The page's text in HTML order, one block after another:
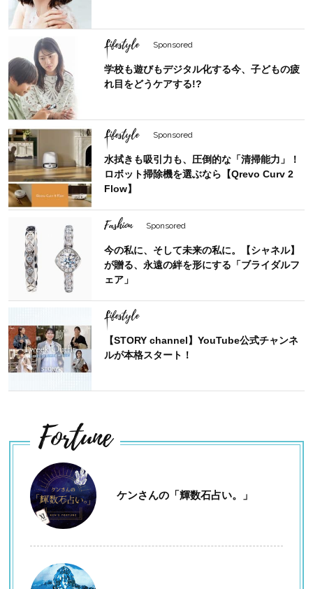
Lifestyle Sponsored
学校も遊びもデジタル化する今、子どもの疲
れ目をどうケアする!?
Lifestyle Sponsored
水拭きも吸引力も、圧倒的な「清掃能力」！
ロボット掃除機を選ぶなら【Qrevo Curv 2
Flow】
Fashion Sponsored
今の私に、そして未来の私に。【シャネル】
が贈る、永遠の絆を形にする「ブライダルフ
ェア」
Lifestyle
【STORY channel】YouTube公式チャンネ
ルが本格スタート！
Fortune
ケンさんの「輝数石占い。」